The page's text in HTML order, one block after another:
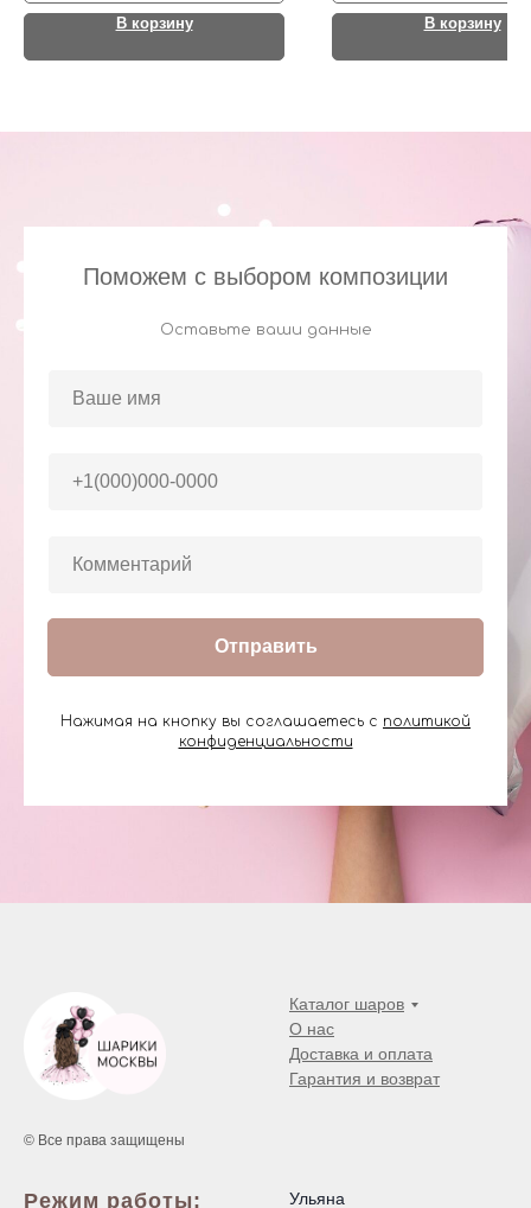
В корзину В корзину
Поможем с выбором композиции
Оставьте ваши данные
Отправить
Нажимая на кнопку вы соглашаетесь с политикой
конфиденциальности
© Все права защищены
Каталог шаров
О нас
Доставка и оплата
Гарантия и возврат
Режим работы: Ульяна